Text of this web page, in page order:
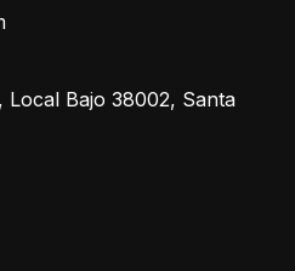
Local Bajo 38002, Santa